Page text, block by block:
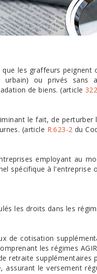
les graffeurs peignent
urbain) ou privés
de biens. (article
le fait, de
(article R.623-2 du
employant au
spécifique à l'entreprise
les droits dans les
de cotisation
les régimes
retraite supplémentaires
assurant le versement